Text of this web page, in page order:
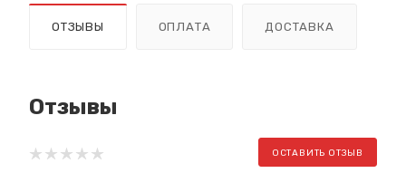
ОТЗЫВЫ ОПЛАТА ДОСТАВКА
Отзывы
ОСТАВИТЬ ОТЗЫВ